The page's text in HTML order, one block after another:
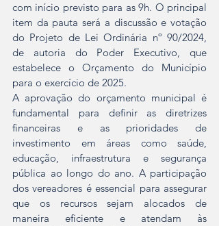
com início previsto para as 9h. O principal
item da pauta será a discussão e votação
do Projeto de Lei Ordinária nº 90/2024,
de autoria do Poder Executivo, que
estabelece o Orçamento do Município
para o exercício de 2025.
A aprovação do orçamento municipal é
fundamental para definir as diretrizes
financeiras e as prioridades de
investimento em áreas como saúde,
educação, infraestrutura e segurança
pública ao longo do ano. A participação
dos vereadores é essencial para assegurar
que os recursos sejam alocados de
maneira eficiente e atendam às